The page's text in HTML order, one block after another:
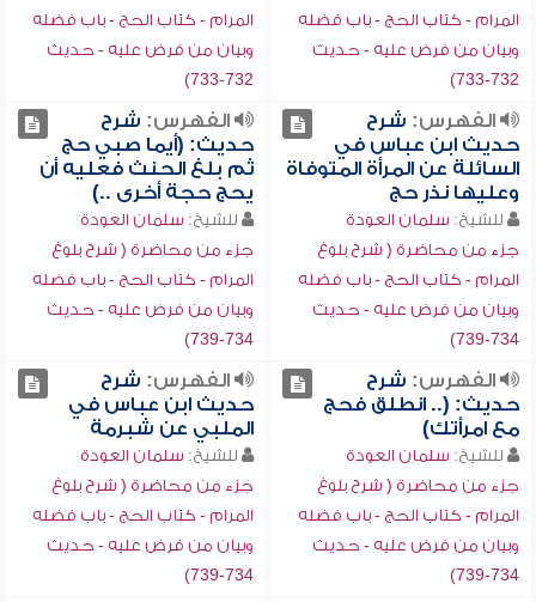
المرام - كتاب الحج - باب فضله
وبيان من فرض عليه - حديث
732-733)
المرام - كتاب الحج - باب فضله
وبيان من فرض عليه - حديث
732-733)
الفهرس: شرح
حديث ابن عباس في
السائلة عن المرأة المتوفاة
وعليها نذر حج
للشيخ: سلمان العودة
جزء من محاضرة ( شرح بلوغ
المرام - كتاب الحج - باب فضله
وبيان من فرض عليه - حديث
734-739)
الفهرس: شرح
حديث: (أيما صبي حج
ثم بلغ الحنث فعليه أن
يحج حجة أخرى ..)
للشيخ: سلمان العودة
جزء من محاضرة ( شرح بلوغ
المرام - كتاب الحج - باب فضله
وبيان من فرض عليه - حديث
734-739)
الفهرس: شرح
حديث: (.. انطلق فحج
مع امرأتك)
للشيخ: سلمان العودة
جزء من محاضرة ( شرح بلوغ
المرام - كتاب الحج - باب فضله
وبيان من فرض عليه - حديث
734-739)
الفهرس: شرح
حديث ابن عباس في
الملبي عن شبرمة
للشيخ: سلمان العودة
جزء من محاضرة ( شرح بلوغ
المرام - كتاب الحج - باب فضله
وبيان من فرض عليه - حديث
734-739)